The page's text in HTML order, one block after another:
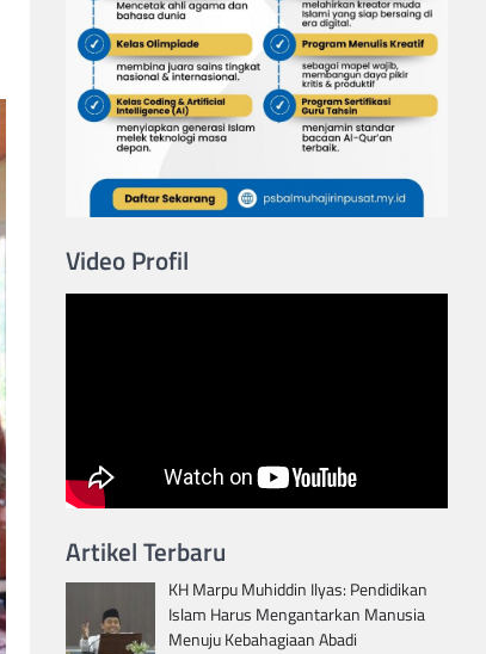
Video Profil
Artikel Terbaru
KH Marpu Muhiddin Ilyas: Pendidikan
Islam Harus Mengantarkan Manusia
Menuju Kebahagiaan Abadi